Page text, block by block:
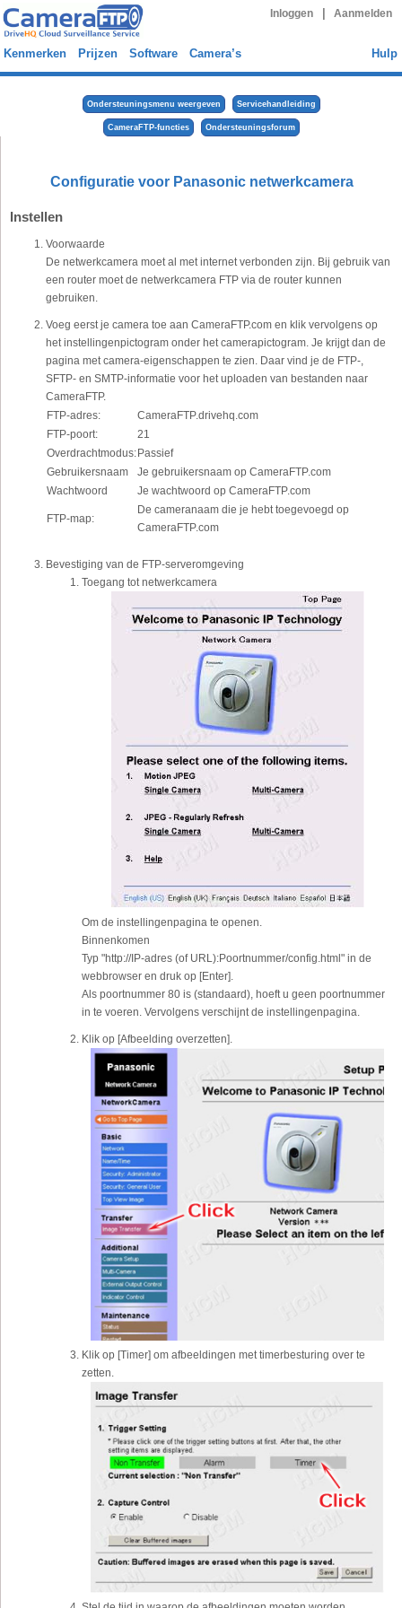
Inloggen Aanmelden
Kenmerken Prijzen Software Camera’s Hulp
Ondersteuningsmenu weergeven Servicehandleiding
CameraFTP-functies Ondersteuningsforum
Configuratie voor Panasonic netwerkcamera
Instellen
Voorwaarde
De netwerkcamera moet al met internet verbonden zijn. Bij gebruik van
een router moet de netwerkcamera FTP via de router kunnen
gebruiken.
Voeg eerst je camera toe aan CameraFTP.com en klik vervolgens op
het instellingenpictogram onder het camerapictogram. Je krijgt dan de
pagina met camera-eigenschappen te zien. Daar vind je de FTP-,
SFTP- en SMTP-informatie voor het uploaden van bestanden naar
CameraFTP.
FTP-adres:
CameraFTP.drivehq.com
FTP-poort:
21
Overdrachtmodus: Passief
Gebruikersnaam
Je gebruikersnaam op CameraFTP.com
Wachtwoord
Je wachtwoord op CameraFTP.com
FTP-map:
De cameranaam die je hebt toegevoegd op
CameraFTP.com
Bevestiging van de FTP-serveromgeving
Toegang tot netwerkcamera
Om de instellingenpagina te openen.
Binnenkomen
Typ "http://IP-adres (of URL):Poortnummer/config.html" in de
webbrowser en druk op [Enter].
Als poortnummer 80 is (standaard), hoeft u geen poortnummer
in te voeren. Vervolgens verschijnt de instellingenpagina.
Klik op [Afbeelding overzetten].
Klik op [Timer] om afbeeldingen met timerbesturing over te
zetten.